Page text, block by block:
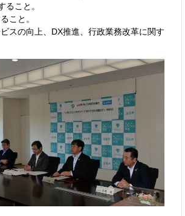
ること。
こと。
スの向上、DX推進、行政業務改革に関す